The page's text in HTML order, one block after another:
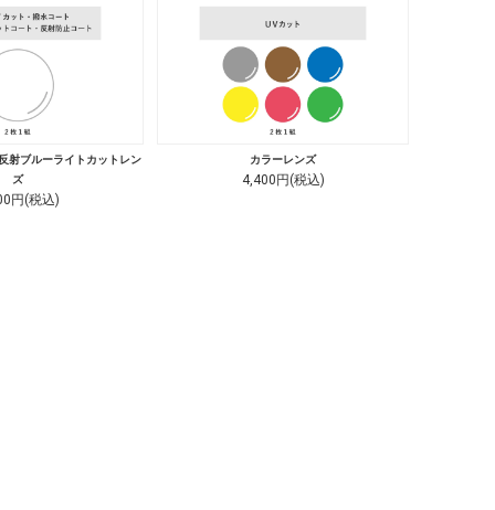
射ブルーライトカットレン
ズ
円(税込)
カラーレンズ
4,400円(税込)